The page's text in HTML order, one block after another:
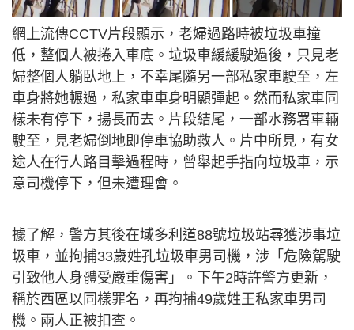
網上流傳CCTV片段顯示，老婦過路時被垃圾車撞
低，整個人被捲入車底。垃圾車緩緩駛過後，只見老
婦整個人躺臥地上，不幸尾隨另一部私家車駛至，左
車身將她輾過，私家車車身明顯彈起。然而私家車同
樣未有停下，揚長而去。片段結尾，一部水務署車輛
駛至，見老婦倒地即停車協助救人。片中所見，有女
途人在行人路目擊過程時，曾舉起手指向垃圾車，示
意司機停下，但未遭理會。
據了解，警方其後在域多利道88號垃圾站尋獲涉事垃
圾車，並拘捕33歲姓孔垃圾車男司機，涉「危險駕駛
引致他人身體受嚴重傷害」。下午2時許警方更新，
稱於西區以同樣罪名，再拘捕49歲姓王私家車男司
機。兩人正被扣查。